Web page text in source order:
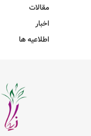
مقالات
اخبار
اطلاعیه ها